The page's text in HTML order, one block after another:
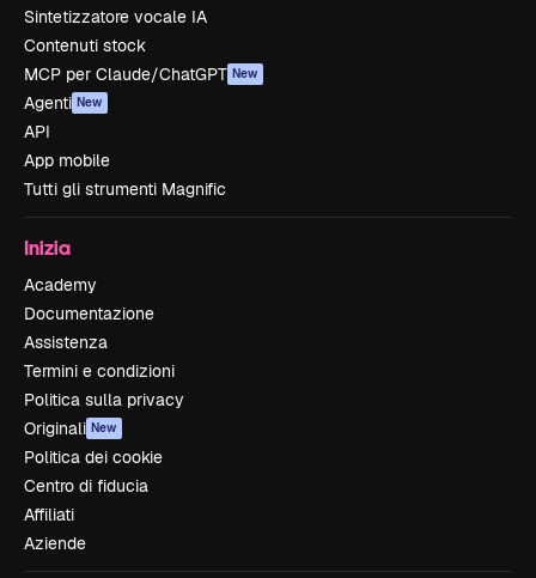
Sintetizzatore vocale IA
Contenuti stock
MCP per Claude/ChatGPT New
Agenti New
API
App mobile
Tutti gli strumenti Magnific
Inizia
Academy
Documentazione
Assistenza
Termini e condizioni
Politica sulla privacy
Originali New
Politica dei cookie
Centro di fiducia
Affiliati
Aziende